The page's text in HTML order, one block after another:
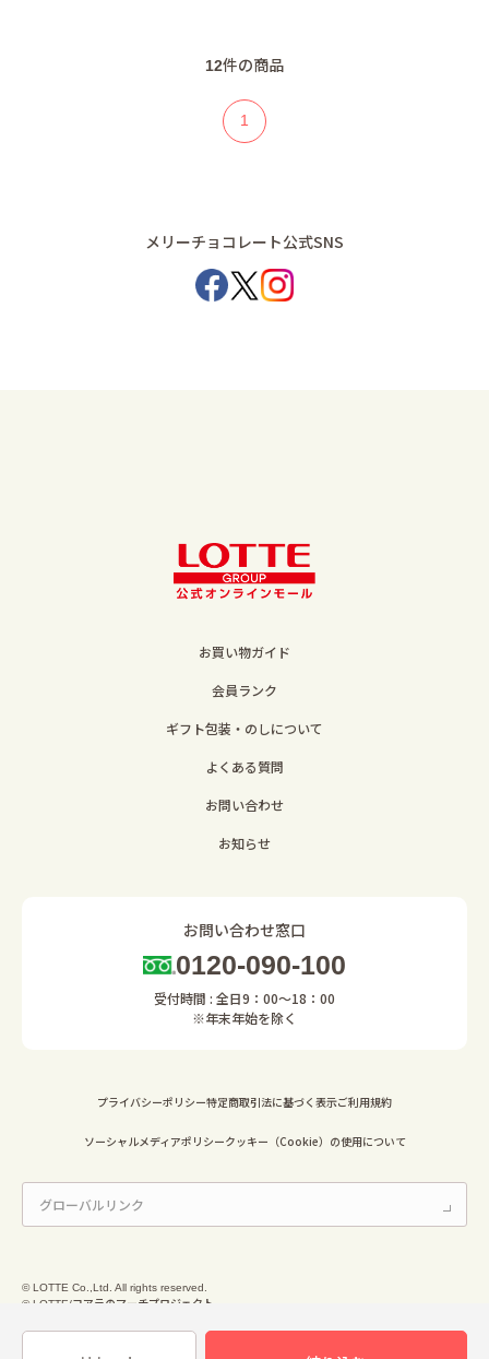
12件の商品
1
メリーチョコレート公式SNS
お買い物ガイド
会員ランク
ギフト包装・のしについて
よくある質問
お問い合わせ
お知らせ
お問い合わせ窓口
0120-090-100
受付時間 : 全日9：00～18：00
※年末年始を除く
プライバシーポリシー特定商取引法に基づく表示ご利用規約
ソーシャルメディアポリシークッキー（Cookie）の使用について
© LOTTE Co.,Ltd. All rights reserved.
© LOTTE/コアラのマーチプロジェクト
© Ginza Cozy Corner Co.,Ltd. All Rights Reserved.